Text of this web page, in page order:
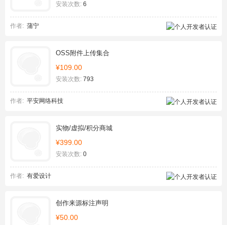
安装次数: 6
作者: 蒲宁
OSS附件上传集合
¥109.00
安装次数: 793
作者: 平安网络科技
实物/虚拟/积分商城
¥399.00
安装次数: 0
作者: 有爱设计
创作来源标注声明
¥50.00